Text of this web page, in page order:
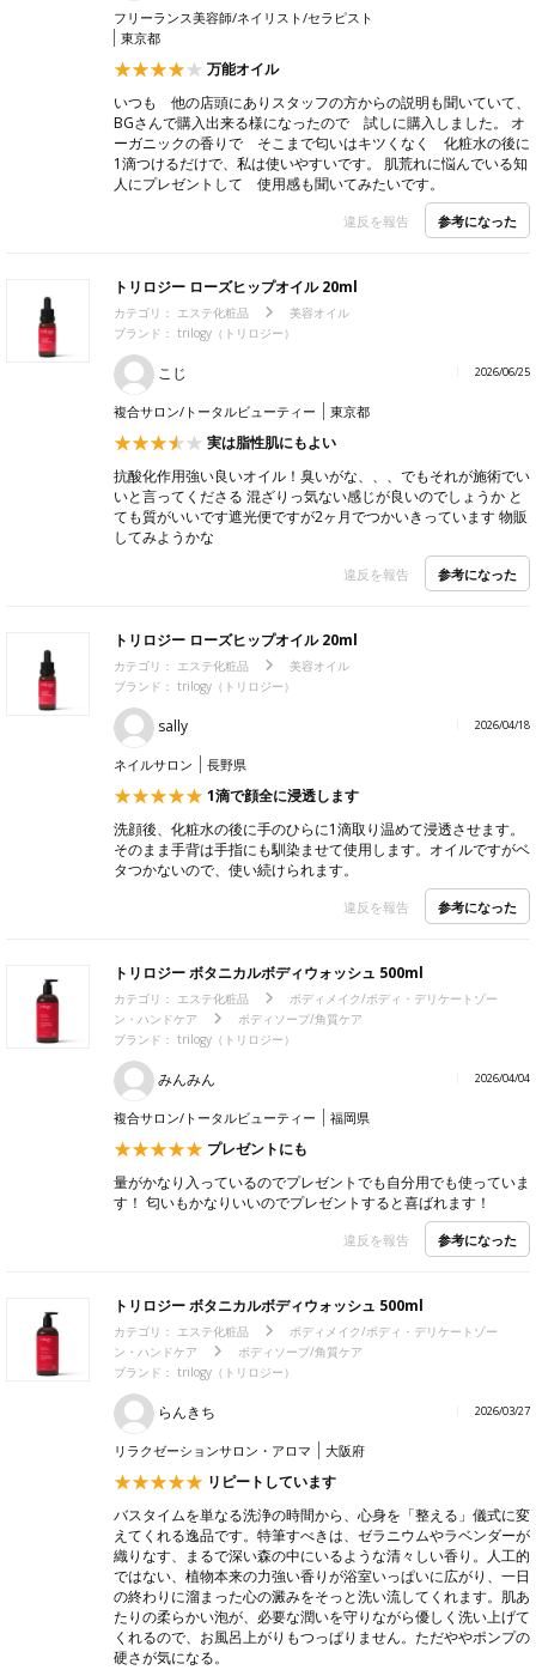
フリーランス美容師/ネイリスト/セラピスト
東京都
万能オイル
いつも 他の店頭にありスタッフの方からの説明も聞いていて、
BGさんで購入出来る様になったので 試しに購入しました。 オ
ーガニックの香りで そこまで匂いはキツくなく 化粧水の後に
1滴つけるだけで、私は使いやすいです。 肌荒れに悩んでいる知
人にプレゼントして 使用感も聞いてみたいです。
違反を報告 参考になった
トリロジー ローズヒップオイル 20ml
カテゴリ： エステ化粧品
美容オイル
ブランド： trilogy（トリロジー）
こじ 2026/06/25
複合サロン/トータルビューティー 東京都
実は脂性肌にもよい
抗酸化作用強い良いオイル！臭いがな、、、でもそれが施術でい
いと言ってくださる 混ざりっ気ない感じが良いのでしょうか と
ても質がいいです遮光便ですが2ヶ月でつかいきっています 物販
してみようかな
違反を報告 参考になった
トリロジー ローズヒップオイル 20ml
カテゴリ： エステ化粧品
美容オイル
ブランド： trilogy（トリロジー）
sally 2026/04/18
ネイルサロン 長野県
1滴で顔全に浸透します
洗顔後、化粧水の後に手のひらに1滴取り温めて浸透させます。
そのまま手背は手指にも馴染ませて使用します。オイルですがベ
タつかないので、使い続けられます。
違反を報告 参考になった
トリロジー ボタニカルボディウォッシュ 500ml
カテゴリ： エステ化粧品
ボディメイク/ボディ・デリケートゾー
ン・ハンドケア
ボディソープ/角質ケア
ブランド： trilogy（トリロジー）
みんみん 2026/04/04
複合サロン/トータルビューティー 福岡県
プレゼントにも
量がかなり入っているのでプレゼントでも自分用でも使っていま
す！ 匂いもかなりいいのでプレゼントすると喜ばれます！
違反を報告 参考になった
トリロジー ボタニカルボディウォッシュ 500ml
カテゴリ： エステ化粧品
ボディメイク/ボディ・デリケートゾー
ン・ハンドケア
ボディソープ/角質ケア
ブランド： trilogy（トリロジー）
らんきち 2026/03/27
リラクゼーションサロン・アロマ 大阪府
リピートしています
バスタイムを単なる洗浄の時間から、心身を「整える」儀式に変
えてくれる逸品です。 ​特筆すべきは、ゼラニウムやラベンダーが
織りなす、まるで深い森の中にいるような清々しい香り。人工的
ではない、植物本来の力強い香りが浴室いっぱいに広がり、一日
の終わりに溜まった心の澱みをそっと洗い流してくれます。 ​肌あ
たりの柔らかい泡が、必要な潤いを守りながら優しく洗い上げて
くれるので、お風呂上がりもつっぱりません。ただややポンプの
硬さが気になる。